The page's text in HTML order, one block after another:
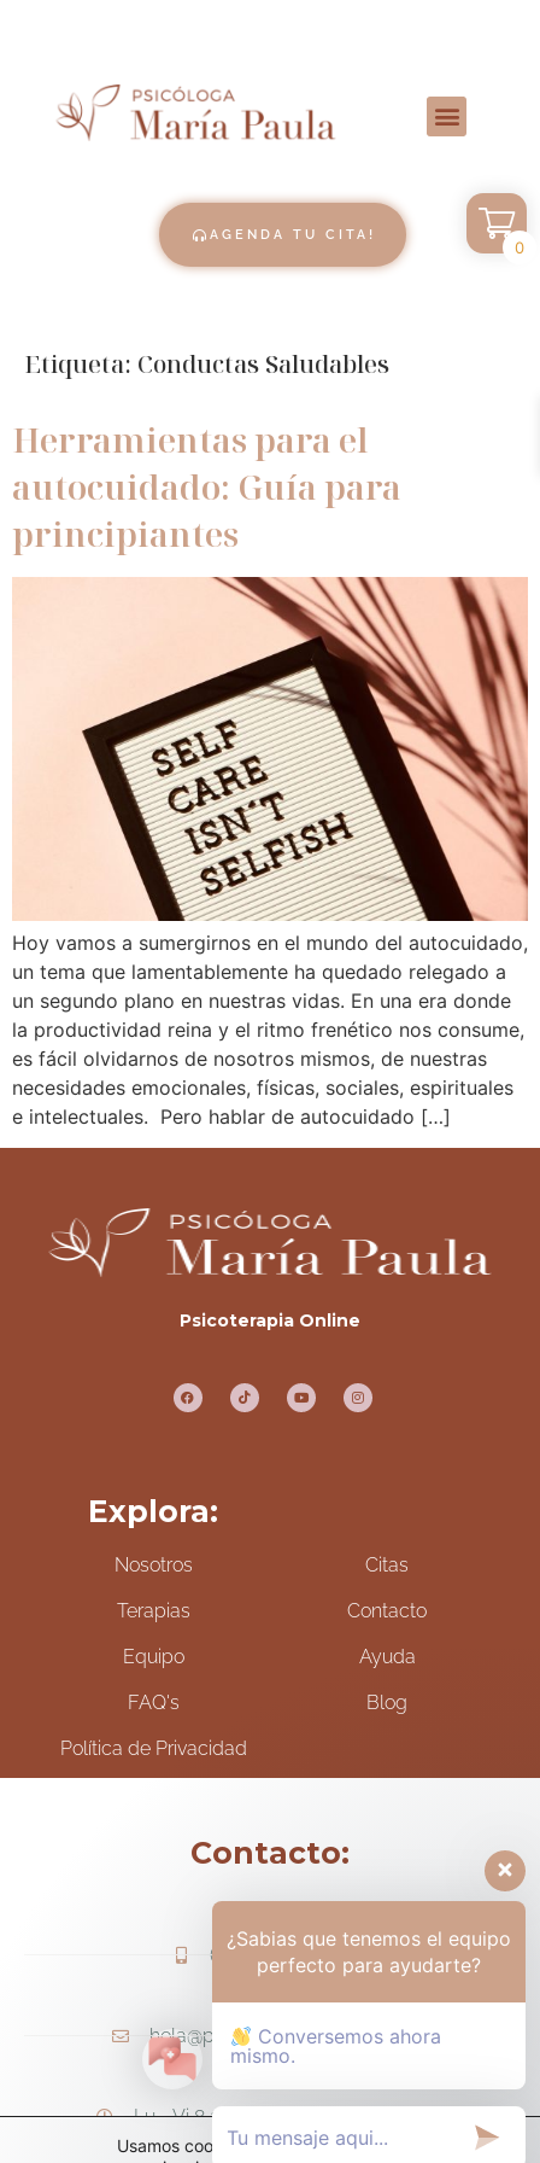
AGENDA TU CITA!
Etiqueta: Conductas Saludables
Herramientas para el
autocuidado: Guía para
principiantes
Hoy vamos a sumergirnos en el mundo del autocuidado,
un tema que lamentablemente ha quedado relegado a
un segundo plano en nuestras vidas. En una era donde
la productividad reina y el ritmo frenético nos consume,
es fácil olvidarnos de nosotros mismos, de nuestras
necesidades emocionales, físicas, sociales, espirituales
e intelectuales. Pero hablar de autocuidado […]
Psicoterapia Online
Explora:
Nosotros
Terapias
Equipo
FAQ's
Política de Privacidad
Citas
Contacto
Ayuda
Blog
Contacto:
(+57) 317-6006425
hola@psicologamariapaula.com
Lu - Vi 8 am a 6 pm - Sa 8am - 12m
Usamos cookies para ofrecerte la mejor
0
¿Sabias que tenemos el equipo
perfecto para ayudarte?
Conversemos ahora
mismo.